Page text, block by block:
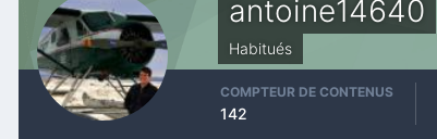
antoine14640
Habitués
COMPTEUR DE CONTENUS
142